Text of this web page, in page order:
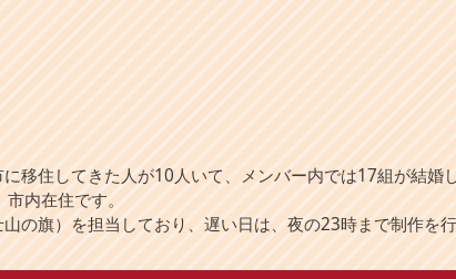
住してきた人が10人いて、メンバー内では17組が結婚し
内在住です。
の旗）を担当しており、遅い日は、夜の23時まで制作を行